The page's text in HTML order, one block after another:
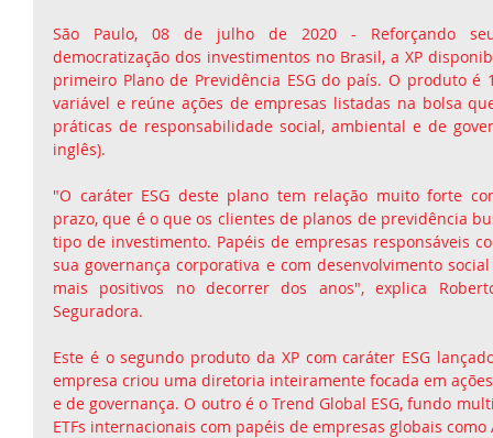
São Paulo, 08 de julho de 2020 - Reforçando
democratização dos investimentos no Brasil, a XP
primeiro Plano de Previdência ESG do país. O produto é
variável e reúne ações de empresas listadas na bolsa
práticas de responsabilidade social, ambiental e de
inglês).
"O caráter ESG deste plano tem relação muito forte
prazo, que é o que os clientes de planos de previdência
tipo de investimento. Papéis de empresas responsáveis
sua governança corporativa e com desenvolvimento
mais positivos no decorrer dos anos", explica
Seguradora.
Este é o segundo produto da XP com caráter ESG
empresa criou uma diretoria inteiramente focada em
e de governança. O outro é o Trend Global ESG, fundo
ETFs internacionais com papéis de empresas globais